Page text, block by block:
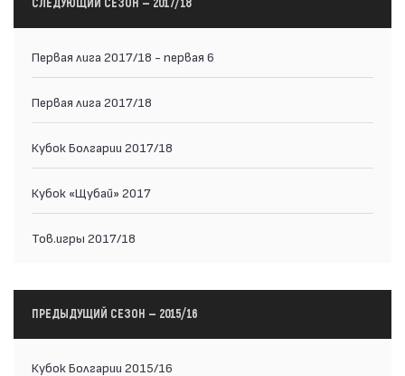
Первая лига 2017/18 - первая 6
Первая лига 2017/18
Кубок Болгарии 2017/18
Кубок «Щубай» 2017
Тов.игры 2017/18
ПРЕДЫДУЩИЙ СЕЗОН — 2015/16
Кубок Болгарии 2015/16